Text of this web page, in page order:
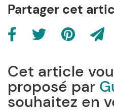
Partager cet
Cet article
proposé par
souhaitez en